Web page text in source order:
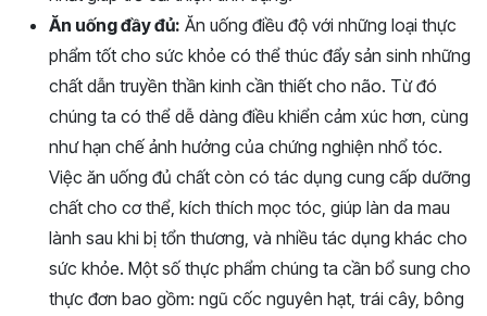
Ăn uống đầy đủ: Ăn uống điều độ với những loại thực
phẩm tốt cho sức khỏe có thể thúc đẩy sản sinh những
chất dẫn truyền thần kinh cần thiết cho não. Từ đó
chúng ta có thể dễ dàng điều khiển cảm xúc hơn, cùng
như hạn chế ảnh hưởng của chứng nghiện nhổ tóc.
Việc ăn uống đủ chất còn có tác dụng cung cấp dưỡng
chất cho cơ thể, kích thích mọc tóc, giúp làn da mau
lành sau khi bị tổn thương, và nhiều tác dụng khác cho
sức khỏe. Một số thực phẩm chúng ta cần bổ sung cho
thực đơn bao gồm: ngũ cốc nguyên hạt, trái cây, bông